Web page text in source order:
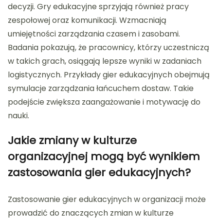
decyzji. Gry edukacyjne sprzyjają również pracy
zespołowej oraz komunikacji. Wzmacniają
umiejętności zarządzania czasem i zasobami.
Badania pokazują, że pracownicy, którzy uczestniczą
w takich grach, osiągają lepsze wyniki w zadaniach
logistycznych. Przykłady gier edukacyjnych obejmują
symulacje zarządzania łańcuchem dostaw. Takie
podejście zwiększa zaangażowanie i motywację do
nauki.
Jakie zmiany w kulturze
organizacyjnej mogą być wynikiem
zastosowania gier edukacyjnych?
Zastosowanie gier edukacyjnych w organizacji może
prowadzić do znaczących zmian w kulturze